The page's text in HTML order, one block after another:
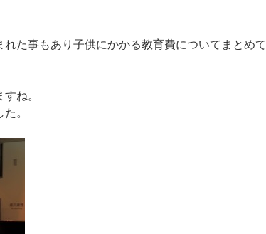
た事もあり子供にかかる教育費についてまとめて
ね。
。